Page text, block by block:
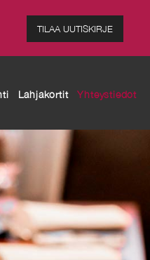
TILAA UUTISKIRJE
Lahjakortit Yhteystiedot